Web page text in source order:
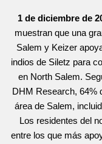
1 de diciembre de
muestran que una
Salem y Keizer
indios de Siletz para
en North Salem.
DHM Research, 64%
área de Salem,
Los residentes del
entre los que más